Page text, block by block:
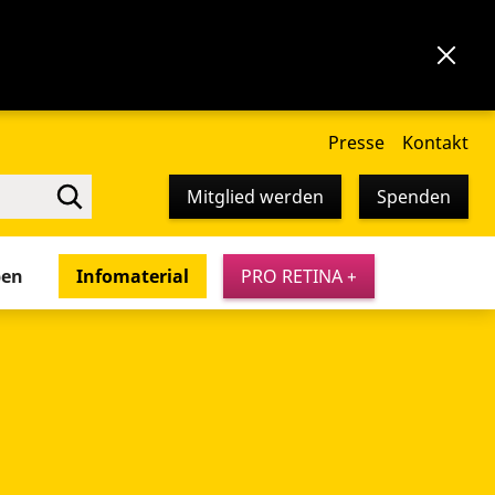
Presse Kontakt
Mitglied werden Spenden
Infomaterial PRO RETINA +